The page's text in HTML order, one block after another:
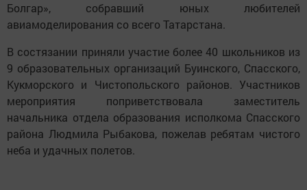
Болгар», собравший юных любителей
авиамоделирования со всего Татарстана.
В состязании приняли участие более 40 школьников из
9 образовательных организаций Буинского, Спасского,
Кукморского и Чистопольского районов. Участников
мероприятия поприветствовала заместитель
начальника отдела образования исполкома Спасского
района Людмила Рыбакова, пожелав ребятам чистого
неба и удачных полетов.